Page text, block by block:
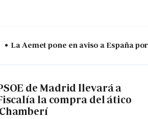
La Aemet pone en aviso a España
de Madrid llevará a
la compra del ático